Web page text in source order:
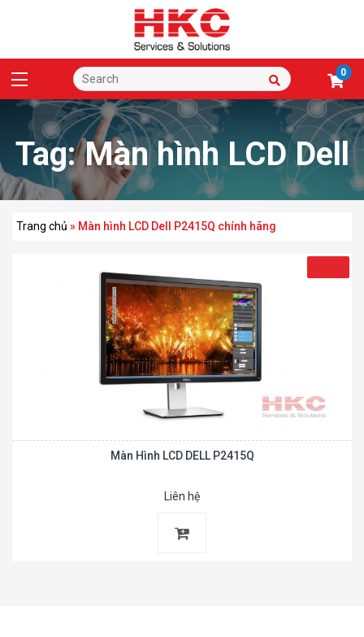
0
Tag:Màn hình LCD Dell
P2415Q chính hãng
Trang chủ » Màn hình LCD Dell P2415Q chính hãng
Màn Hình LCD DELL P2415Q
Liên hệ